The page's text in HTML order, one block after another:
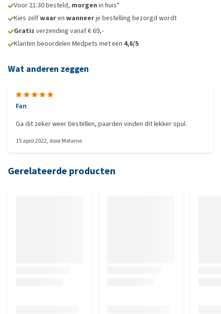
Voor 21:30 besteld, morgen in huis*
Kies zelfwaaren wanneerje bestelling bezorgd wordt
Gratis verzending vanaf € 69,-
Klanten beoordelen Medpets met een 4,6/5
Wat anderen zeggen
Fan
Ga dit zeker weer bestellen, paarden vinden dit lekker spul.
15 april 2022, doorMelanie
Gerelateerde producten